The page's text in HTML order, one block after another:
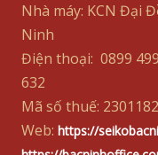
Nhà máy: KCN Đại
Ninh
Điện thoại: 0899
632
Mã số thuế:
Web: https://